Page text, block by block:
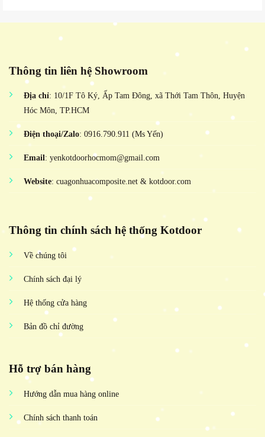
Thông tin liên hệ Showroom
Địa chỉ: 10/1F Tô Ký, Ấp Tam Đông, xã Thới Tam Thôn, Huyện
Hóc Môn, TP.HCM
Điện thoại/Zalo: 0916.790.911 (Ms Yến)
Email: yenkotdoorhocmom@gmail.com
Website: cuagonhuacomposite.net & kotdoor.com
Thông tin chính sách hệ thống Kotdoor
Về chúng tôi
Chính sách đại lý
Hệ thống cửa hàng
Bản đồ chỉ đường
Hỗ trợ bán hàng
Hướng dẫn mua hàng online
Chính sách thanh toán